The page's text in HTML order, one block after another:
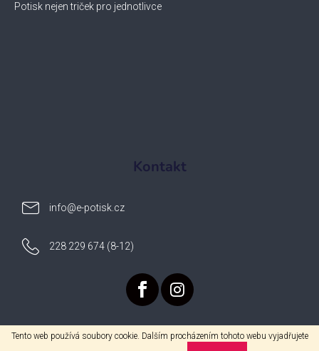
Tento web používá soubory cookie. Dalším procházením tohoto webu vyjadřujete
Potisk nejen triček pro jednotlivce
Kontakt
info@e-potisk.cz
228 229 674 (8-12)